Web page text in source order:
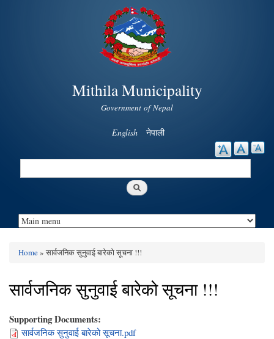
Skip to
main
content
Mithila Municipality
Government of Nepal
English नेपाली
Search
Home» सार्वजनिक सुनुवाई बारेको सूचना !!!
सार्वजनिक सुनुवाई बारेको सूचना !!!
Supporting Documents:
सार्वजनिक सुनुवाई बारेको सूचना.pdf